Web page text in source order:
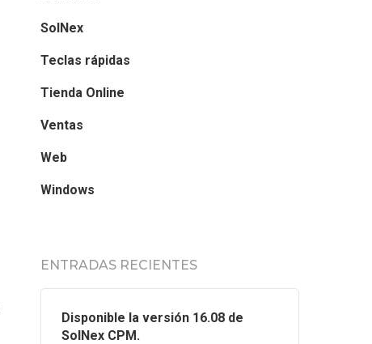
SolNex
Teclas rápidas
Tienda Online
Ventas
Web
Windows
ENTRADAS RECIENTES
Disponible la versión 16.08 de
SolNex CPM.